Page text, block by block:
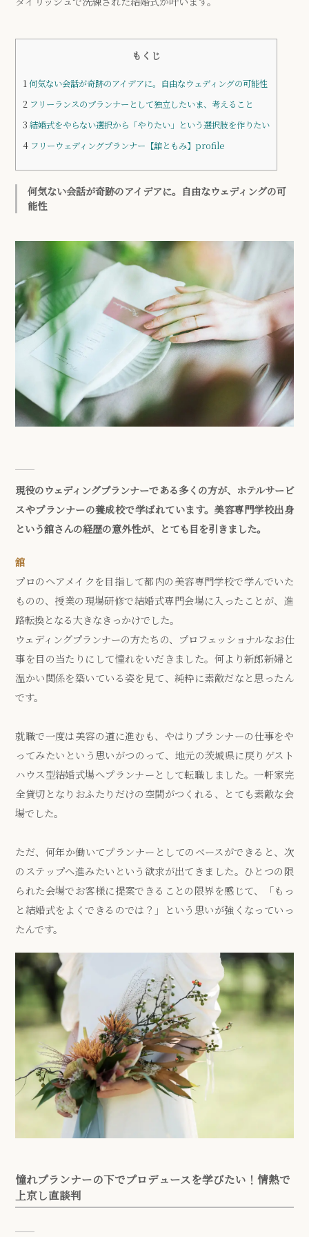
もくじ
1何気ない会話が奇跡のアイデアに。自由なウェディングの可能性
2 フリーランスのプランナーとして独立したいま、考えること
3 結婚式をやらない選択から「やりたい」という選択肢を作りたい
4 フリーウェディングプランナー【舘ともみ】profile
何気ない会話が奇跡のアイデアに。自由なウェディングの可
能性
現役のウェディングプランナーである多くの方が、ホテルサービ
スやプランナーの養成校で学ばれています。美容専門学校出身
という舘さんの経歴の意外性が、とても目を引きました。
舘
プロのヘアメイクを目指して都内の美容専門学校で学んでいた
ものの、授業の現場研修で結婚式専門会場に入ったことが、進
路転換となる大きなきっかけでした。
ウェディングプランナーの方たちの、プロフェッショナルなお仕
事を目の当たりにして憧れをいだきました。何より新郎新婦と
温かい関係を築いている姿を見て、純粋に素敵だなと思ったん
です。
就職で一度は美容の道に進むも、やはりプランナーの仕事をや
ってみたいという思いがつのって、地元の茨城県に戻りゲスト
ハウス型結婚式場へプランナーとして転職しました。一軒家完
全貸切となりおふたりだけの空間がつくれる、とても素敵な会
場でした。
ただ、何年か働いてプランナーとしてのベースができると、次
のステップへ進みたいという欲求が出てきました。ひとつの限
られた会場でお客様に提案できることの限界を感じて、「もっ
と結婚式をよくできるのでは？」という思いが強くなっていっ
たんです。
憧れプランナーの下でプロデュースを学びたい！情熱で
上京し直談判